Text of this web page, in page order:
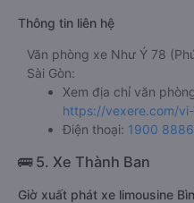
Thông tin liên hệ
Văn phòng xe Như Ý 78
Sài Gòn:
Xem địa chỉ văn
https://vexere.com/
Điện thoại: 1900
🚌 5. Xe Thành Ban
Giờ xuất phát xe limousine